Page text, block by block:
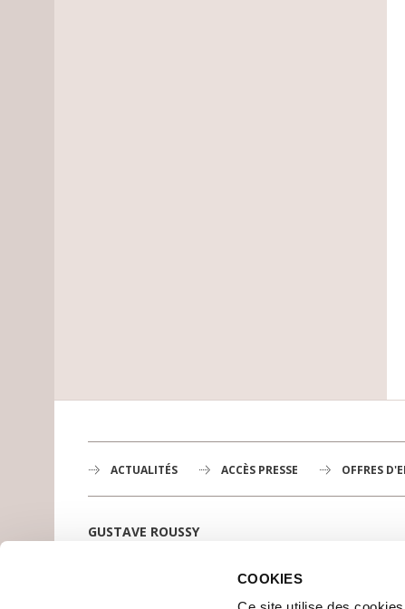
COOKIES
ACTUALITÉS ACCÈS PRESSE OFFRES
GUSTAVE ROUSSY